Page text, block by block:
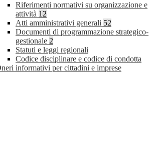
Riferimenti normativi su organizzazione e
attività 12
Atti amministrativi generali 52
Documenti di programmazione strategico-
gestionale 2
Statuti e leggi regionali
Codice disciplinare e codice di condotta
informativi per cittadini e imprese